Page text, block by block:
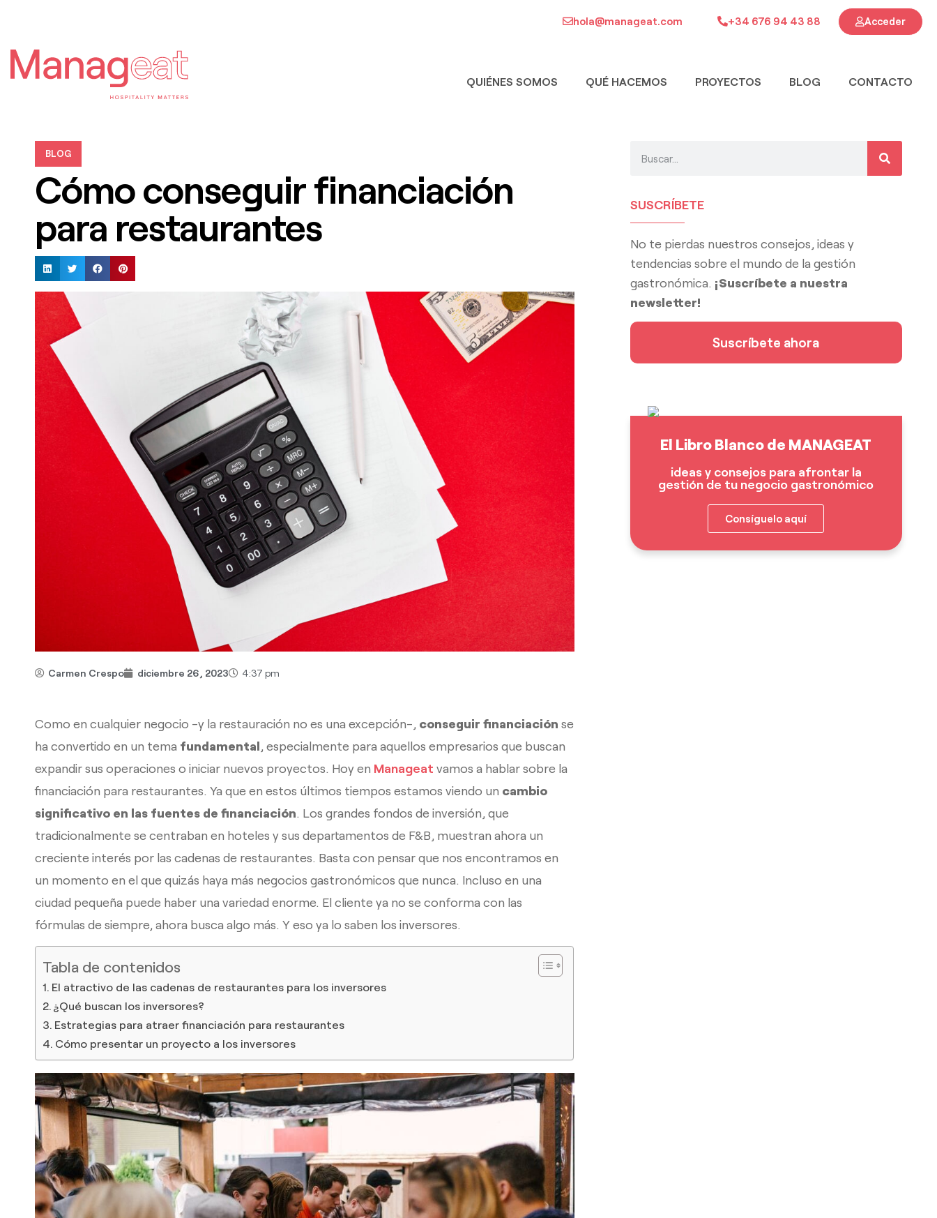
hola@manageat.com +34 676 94 43 88 Acceder
QUIÉNES SOMOS QUÉ HACEMOS PROYECTOS BLOG CONTACTO
BLOG
Cómo conseguir financiación
para restaurantes
Carmen Crespo diciembre 26, 2023 4:37 pm
Como en cualquier negocio -y la restauración no es una excepción-, conseguir financiación se
ha convertido en un tema fundamental, especialmente para aquellos empresarios que buscan
expandir sus operaciones o iniciar nuevos proyectos. Hoy en Manageat vamos a hablar sobre la
financiación para restaurantes. Ya que en estos últimos tiempos estamos viendo un cambio
significativo en las fuentes de financiación. Los grandes fondos de inversión, que
tradicionalmente se centraban en hoteles y sus departamentos de F&B, muestran ahora un
creciente interés por las cadenas de restaurantes. Basta con pensar que nos encontramos en
un momento en el que quizás haya más negocios gastronómicos que nunca. Incluso en una
ciudad pequeña puede haber una variedad enorme. El cliente ya no se conforma con las
fórmulas de siempre, ahora busca algo más. Y eso ya lo saben los inversores.
Tabla de contenidos
El atractivo de las cadenas de restaurantes para los inversores
¿Qué buscan los inversores?
Estrategias para atraer financiación para restaurantes
Cómo presentar un proyecto a los inversores
SUSCRÍBETE
No te pierdas nuestros consejos, ideas y
tendencias sobre el mundo de la gestión
gastronómica. ¡Suscríbete a nuestra
newsletter!
Suscríbete ahora
El Libro Blanco de MANAGEAT
ideas y consejos para afrontar la
gestión de tu negocio gastronómico
Consíguelo aquí